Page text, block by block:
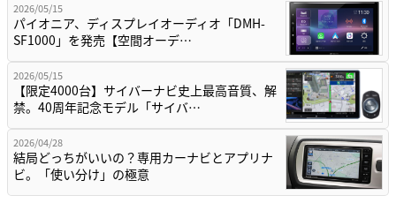
2026/05/15
パイオニア、ディスプレイオーディオ「DMH-
SF1000」を発売【空間オーデ…
2026/05/15
【限定4000台】サイバーナビ史上最高音質、解
禁。40周年記念モデル「サイバ…
2026/04/28
結局どっちがいいの？専用カーナビとアプリナ
ビ。「使い分け」の極意